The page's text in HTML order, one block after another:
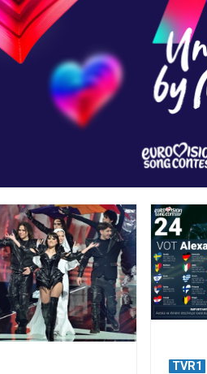
TVR1